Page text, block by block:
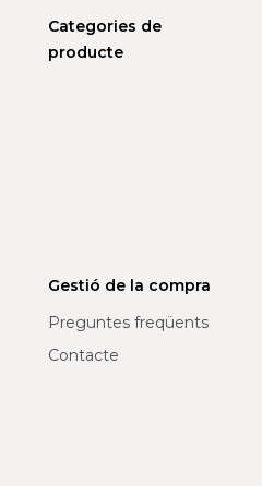
Categories de
producte
Gestió de la compra
Preguntes freqüents
Contacte